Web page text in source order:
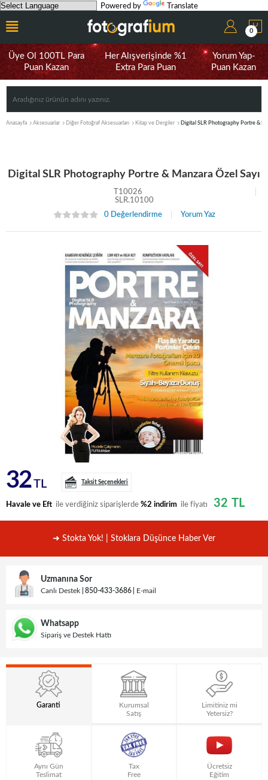
Powered by Translate
0
Üye Ol 100TL Para
Puan Kazan
Her Alışverişinde %1
Extra Para Puan
Yorum Yap-
Puan Kazan
Anasayfa Aksesuarlar Diğer Fotoğraf Aksesuarları Kitap ve Dergiler Digital SLR Photography Portre &
Digital SLR Photography Portre & Manzara Özel Sayı
T10026
SLR.10100
0 Değerlendirme
Yorum Yaz
32TL Taksit Seçenekleri
Havale ve Eft ile verdiğiniz siparişlerde %2 indirim ile fiyatı 32 TL
➜ Stokta Yok! | Stoklara Düşünce Haber Ver
Uzmanına Sor
Canlı Destek 850-433-3686 E-mail
Whatsapp
Sipariş ve Destek Hattı
Garanti
Kurumsal
Satış
Limitiniz mi
Yetersiz?
Aynı Gün
Teslimat
Tax
Free
Ücretsiz
Eğitim